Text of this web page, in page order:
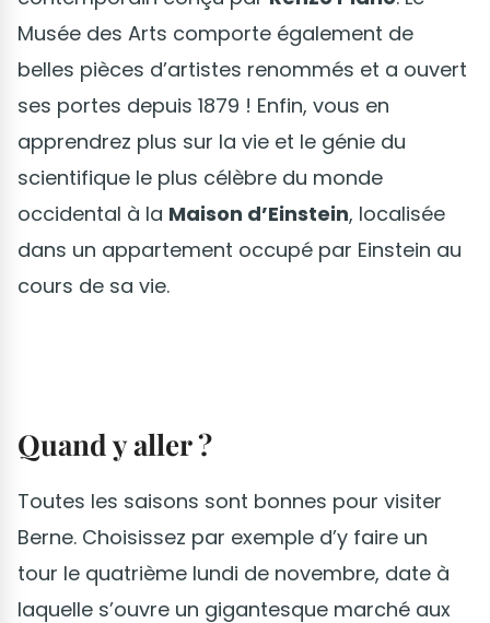
Musée des Arts comporte également de
belles pièces d’artistes renommés et a ouvert
ses portes depuis 1879 ! Enfin, vous en
apprendrez plus sur la vie et le génie du
scientifique le plus célèbre du monde
occidental à la Maison d’Einstein, localisée
dans un appartement occupé par Einstein au
cours de sa vie.
Quand y aller ?
Toutes les saisons sont bonnes pour visiter
Berne. Choisissez par exemple d’y faire un
tour le quatrième lundi de novembre, date à
laquelle s’ouvre un gigantesque marché aux